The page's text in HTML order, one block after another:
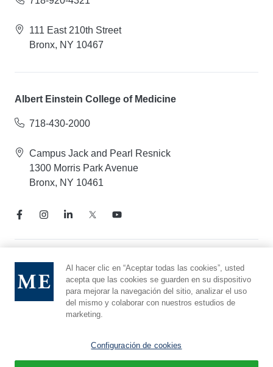
111 East 210th Street
Bronx, NY 10467
Albert Einstein College of Medicine
718-430-2000
Campus Jack and Pearl Resnick
1300 Morris Park Avenue
Bronx, NY 10461
Aviso de prácticas de privacidad
Línea directa de cumplimiento
Denunciar maltrato
Preferencias de cookies
Al hacer clic en “Aceptar todas las cookies”, usted
acepta que las cookies se guarden en su dispositivo
para mejorar la navegación del sitio, analizar el uso
del mismo y colaborar con nuestros estudios de
marketing.
Configuración de cookies